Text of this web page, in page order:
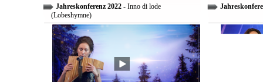
Jahreskonferenz 2022- Inno di lode
(Lobeshymne)